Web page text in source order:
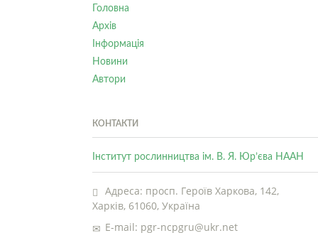
Головна
Архів
Інформація
Новини
Автори
КОНТАКТИ
Інститут рослинництва ім. В. Я. Юр’єва НААН
Адреса: просп. Героїв Харкова, 142,
Харків, 61060, Україна
E-mail: pgr-ncpgru@ukr.net